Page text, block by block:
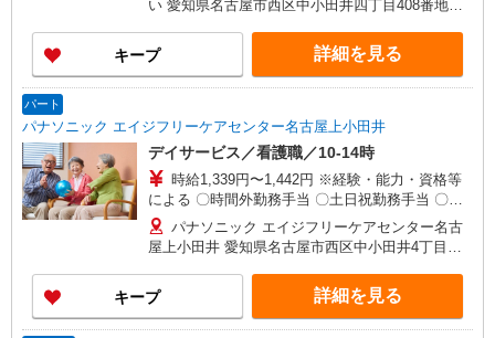
い 愛知県名古屋市西区中小田井四丁目408番地の1
キープ 詳細を見る
パート
パナソニック エイジフリーケアセンター名古屋上小田井
デイサービス／看護職／10-14時
時給1,339円〜1,442円 ※経験・能力・資格等
による 〇時間外勤務手当 〇土日祝勤務手当 〇無
事故無違反表彰金 〇年末年始勤務手当
パナソニック エイジフリーケアセンター名古
屋上小田井 愛知県名古屋市西区中小田井4丁目
キープ 詳細を見る